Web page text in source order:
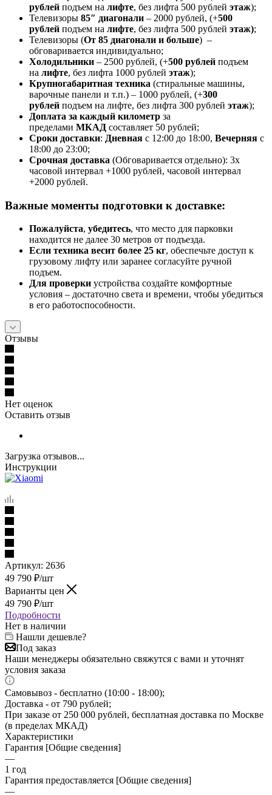
рублей подъем на лифте, без лифта 500 рублей этаж);
Телевизоры 85″ диагонали – 2000 рублей, (+500
рублей подъем на лифте, без лифта 500 рублей этаж);
Телевизоры (От 85 диагонали и больше) –
обговаривается индивидуально;
Холодильники – 2500 рублей, (+500 рублей подъем
на лифте, без лифта 1000 рублей этаж);
Крупногабаритная техника (стиральные машины,
варочные панели и т.п.) – 1000 рублей, (+300
рублей подъем на лифте, без лифта 300 рублей этаж);
Доплата за каждый километр за
пределами МКАД составляет 50 рублей;
Сроки доставки: Дневная с 12:00 до 18:00, Вечерняя с
18:00 до 23:00;
Срочная доставка (Обговаривается отдельно): 3х
часовой интервал +1000 рублей, часовой интервал
+2000 рублей.
Важные моменты подготовки к доставке:
Пожалуйста, убедитесь, что место для парковки
находится не далее 30 метров от подъезда.
Если техника весит более 25 кг, обеспечьте доступ к
грузовому лифту или заранее согласуйте ручной
подъем.
Для проверки устройства создайте комфортные
условия – достаточно света и времени, чтобы убедиться
в его работоспособности.
Отзывы
Нет оценок
Оставить отзыв
Загрузка отзывов...
Инструкции
Артикул: 2636
49 790 ₽/шт
Варианты цен
49 790 ₽/шт
Подробности
Нет в наличии
Нашли дешевле?
Под заказ
Наши менеджеры обязательно свяжутся с вами и уточнят
условия заказа
Самовывоз - бесплатно (10:00 - 18:00);
Доставка - от 790 рублей;
При заказе от 250 000 рублей, бесплатная доставка по Москве
(в пределах МКАД)
Характеристики
Гарантия [Общие сведения]
—
1 год
Гарантия предоставляется [Общие сведения]
—